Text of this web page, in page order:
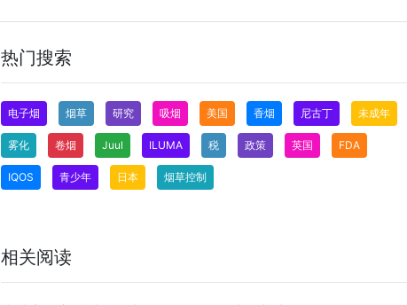
热门搜索
电子烟 烟草 研究 吸烟 美国 香烟 尼古丁 未成年
雾化 卷烟 Juul ILUMA 税 政策 英国 FDA
IQOS 青少年 日本 烟草控制
相关阅读